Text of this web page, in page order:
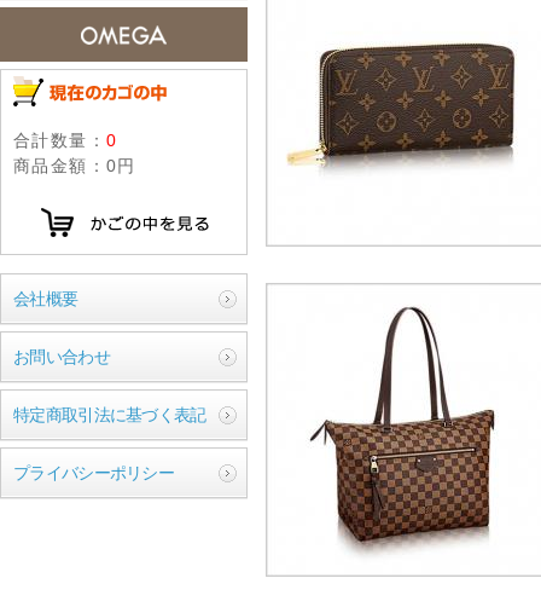
合計数量： 0
商品金額： 0円
会社概要
お問い合わせ
特定商取引法に基づく表記
プライバシーポリシー